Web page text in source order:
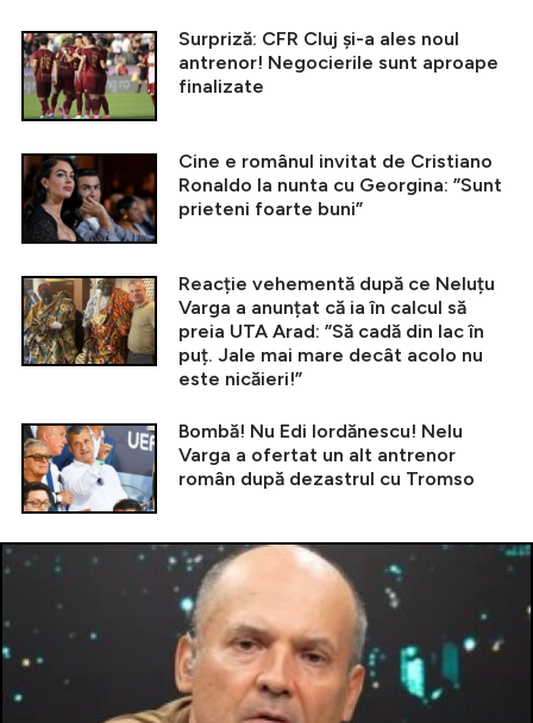
Surpriză: CFR Cluj și-a ales noul
antrenor! Negocierile sunt aproape
finalizate
Cine e românul invitat de Cristiano
Ronaldo la nunta cu Georgina: ”Sunt
prieteni foarte buni”
Reacție vehementă după ce Neluțu
Varga a anunțat că ia în calcul să
preia UTA Arad: ”Să cadă din lac în
puț. Jale mai mare decât acolo nu
este nicăieri!”
Bombă! Nu Edi Iordănescu! Nelu
Varga a ofertat un alt antrenor
român după dezastrul cu Tromso